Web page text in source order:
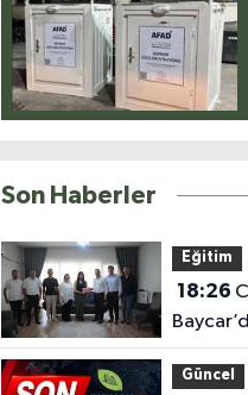
Son Haberler
Eğitim
18:26
Güncel